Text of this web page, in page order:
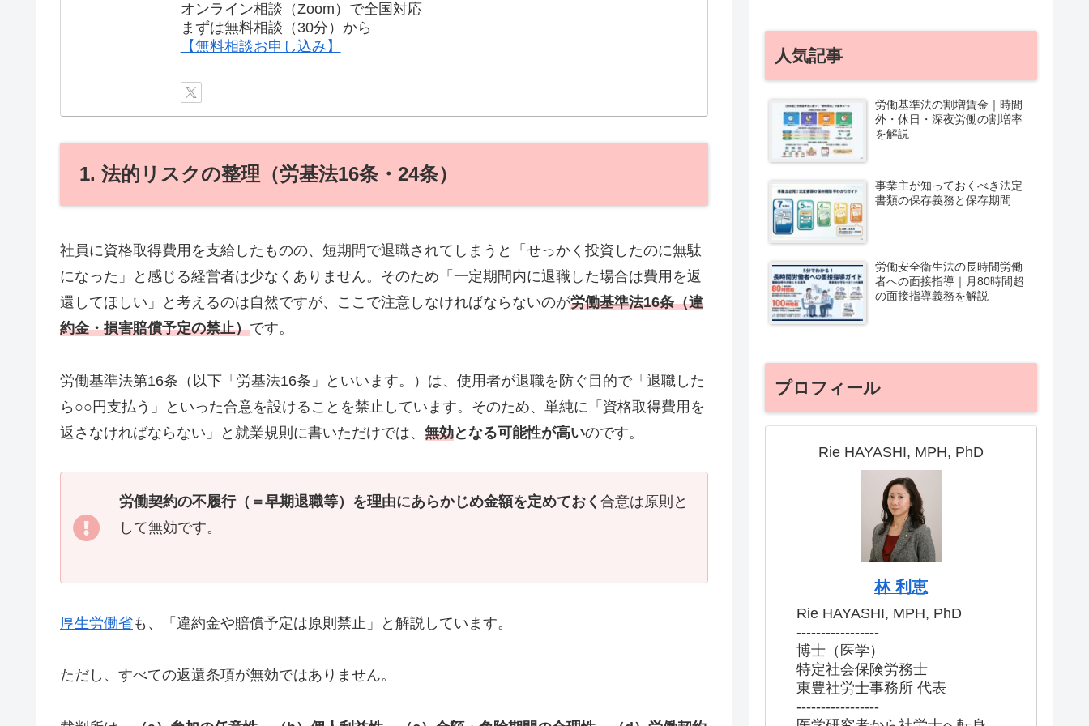
オンライン相談（Zoom）で全国対応
まずは無料相談（30分）から
【無料相談お申し込み】
1. 法的リスクの整理（労基法16条・24条）
社員に資格取得費用を支給したものの、短期間で退職されてしまうと「せっかく投資したのに無駄
になった」と感じる経営者は少なくありません。そのため「一定期間内に退職した場合は費用を返
還してほしい」と考えるのは自然ですが、ここで注意しなければならないのが労働基準法16条（違
約金・損害賠償予定の禁止）です。
労働基準法第16条（以下「労基法16条」といいます。）は、使用者が退職を防ぐ目的で「退職した
ら○○円支払う」といった合意を設けることを禁止しています。そのため、単純に「資格取得費用を
返さなければならない」と就業規則に書いただけでは、 無効となる可能性が高いのです。
労働契約の不履行（＝早期退職等）を理由にあらかじめ金額を定めておく 合意は原則と
して無効です。
厚生労働省も、「違約金や賠償予定は原則禁止」と解説しています。
ただし、すべての返還条項が無効ではありません。
人気記事
労働基準法の割増賃金｜時間
外・休日・深夜労働の割増率
を解説
事業主が知っておくべき法定
書類の保存義務と保存期間
労働安全衛生法の長時間労働
者への面接指導｜月80時間超
の面接指導義務を解説
プロフィール
Rie HAYASHI, MPH, PhD
林 利恵
Rie HAYASHI, MPH, PhD
-----------------
博士（医学）
特定社会保険労務士
東豊社労士事務所 代表
-----------------